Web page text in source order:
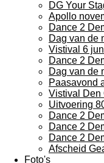
DG Your
Apollo
Dance 2
Dag van de
Vistival 6
Dance 2
Dag van de
Paasavond
Vistival Den
Uitvoering
Dance 2
Dance 2
Dance 2
Afscheid
Foto's